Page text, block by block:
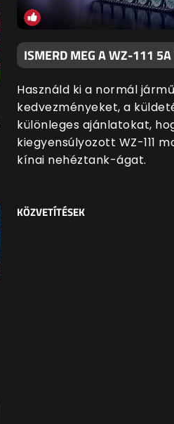
ISMERD MEG A WZ-111 5A
Használd ki a normál
kedvezményeket, a
különleges ajánlatokat,
kiegyensúlyozott WZ-111
kínai nehéztank-ágat.
KÖZVETÍTÉSEK